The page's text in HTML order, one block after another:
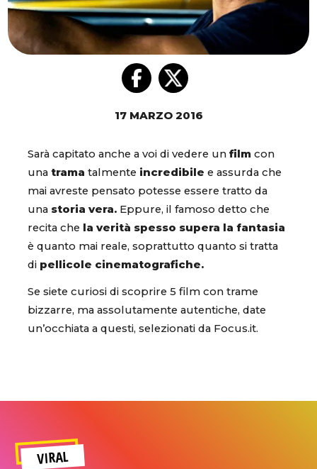
17 MARZO 2016
Sarà capitato anche a voi di vedere un film con
una trama talmente incredibile e assurda che
mai avreste pensato potesse essere tratto da
una storia vera. Eppure, il famoso detto che
recita che
la verità spesso supera la fantasia
è quanto mai reale, soprattutto quanto si tratta
di pellicole cinematografiche.
Se siete curiosi di scoprire 5 film con trame
bizzarre, ma assolutamente autentiche, date
un’occhiata a questi, selezionati da Focus.it.
VIRAL